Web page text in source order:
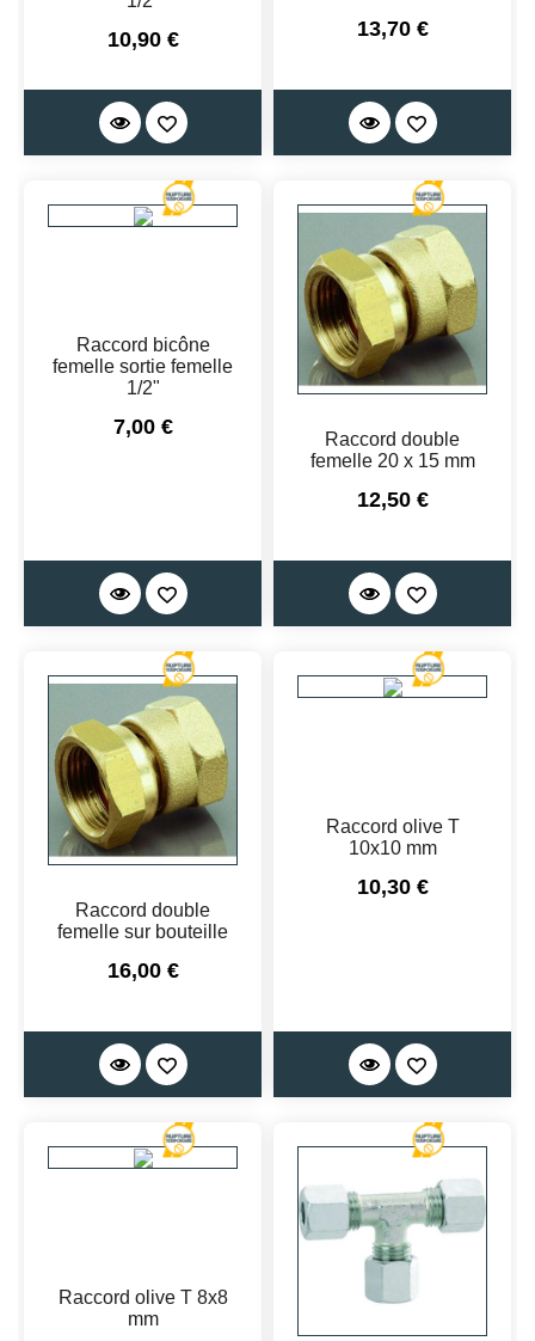
Prix
10,90 € Prix
13,70 €
Raccord bicône
femelle sortie femelle
1/2"
Prix
7,00 €
Raccord double
femelle 20 x 15 mm
Prix
12,50 €
Raccord double
femelle sur bouteille
Prix
16,00 €
Raccord olive T
10x10 mm
Prix
10,30 €
Raccord olive T 8x8
mm